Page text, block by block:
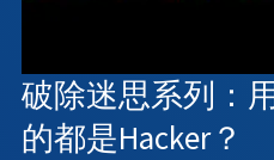
破除迷思系列：
的都是Hacker？